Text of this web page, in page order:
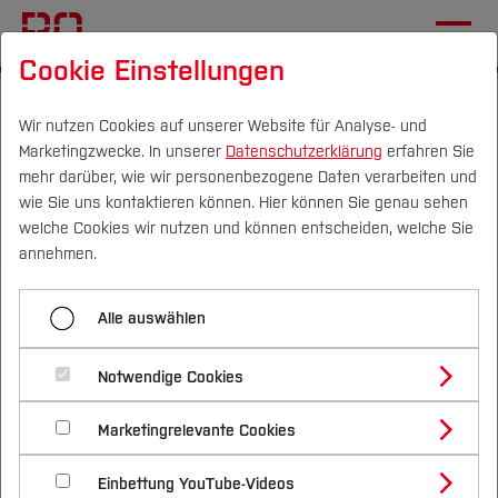
Campus Personen DE|EN Quicklinks
Studium
Studienangebote
Bachelorstudiengänge
Masterstudiengänge
Vor dem Studium
Bewerben & Einschreiben
Bewerbungsportal
Im Studium
Studienbüros und Prüfungen
Nach dem Studium
Forschung & Transfer
Profil
Forschungs- und Transferprofil
Schwerpunkte (FuT)
Beratung & Förderung
Nachhaltigkeit
Nachhaltigkeit studieren
International
Chronik
2007
Menü aufklappen
2002
2003
2004
2005
2007
World Solar Challenge
Cookie Einstellungen
Wir nutzen Cookies auf unserer Website für Analyse- und
Marketingzwecke. In unserer Datenschutzerklärung erfahren Sie
mehr darüber, wie wir personenbezogene Daten verarbeiten und
wie Sie uns kontaktieren können. Hier können Sie genau sehen
welche Cookies wir nutzen und können entscheiden, welche Sie
annehmen.
Alle auswählen
Notwendige Cookies
Marketingrelevante Cookies
Einbettung YouTube-Videos